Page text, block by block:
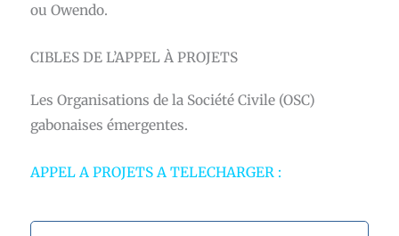
ou Owendo.
CIBLES DE L’APPEL À PROJETS
Les Organisations de la Société Civile (OSC)
gabonaises émergentes.
APPEL A PROJETS A TELECHARGER :